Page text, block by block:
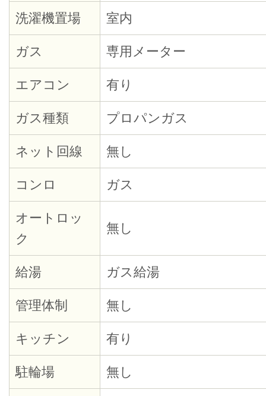
洗濯機置場 室内
ガス 専用メーター
エアコン 有り
ガス種類 プロパンガス
ネット回線 無し
コンロ ガス
オートロッ
ク
無し
給湯 ガス給湯
管理体制 無し
キッチン 有り
駐輪場 無し